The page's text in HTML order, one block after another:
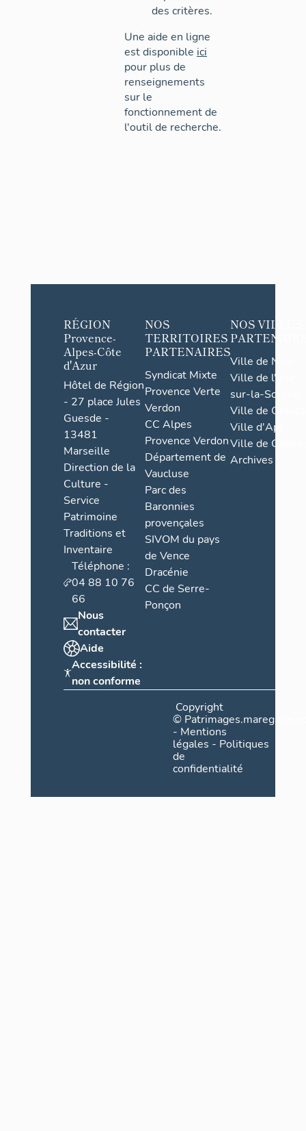
des critères.
Une aide en ligne
est disponible ici
pour plus de
renseignements
sur le
fonctionnement de
l'outil de recherche.
RÉGION
Provence-
Alpes-Côte
d'Azur
Hôtel de Région
- 27 place Jules
Guesde -
13481
Marseille
Direction de la
Culture -
Service
Patrimoine
Traditions et
Inventaire
Téléphone :
04 88 10 76
66
Nous
contacter
Aide
Accessibilité :
non conforme
NOS
TERRITOIRES
PARTENAIRES
Syndicat Mixte
Provence Verte
Verdon
CC Alpes
Provence Verdon
Département de
Vaucluse
Parc des
Baronnies
provençales
SIVOM du pays
de Vence
Dracénie
CC de Serre-
Ponçon
NOS VILLES
Ville de Nice
Ville de l'Isle-
sur-la-Sorgue
Ville de Grasse
Ville d'Apt
Ville de
Archives
Copyright
©
- Mentions
légales - Politiques
de
confidentialité